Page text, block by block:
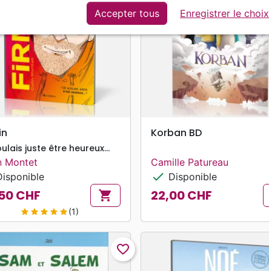
search
juste être heureux...
Montet
CHF shopping_cart
star star star star star(1)
search APERÇU RAPIDE
Korban BD
Camille Patureau
check Disponible
Prix
22,00 CHF
favorite_border
Accepter tous Enregistrer le choix